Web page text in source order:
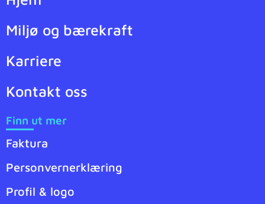
Miljø og bærekraft
Karriere
Kontakt oss
Finn ut mer
Faktura
Personvernerklæring
Profil & logo